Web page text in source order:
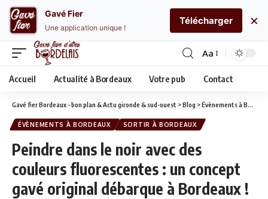
Aa
Accueil Actualité à Bordeaux Votre pub Contact
Gavé fier Bordeaux - bon plan & Actu gironde & sud-ouest >Blog >Évènements à Bordeaux
ÉVÈNEMENTS À BORDEAUX SORTIR À BORDEAUX
Peindre dans le noir avec des
couleurs fluorescentes : un concept
gavé original débarque à Bordeaux !
Gavé Fier
Une application unique !
Télécharger ×